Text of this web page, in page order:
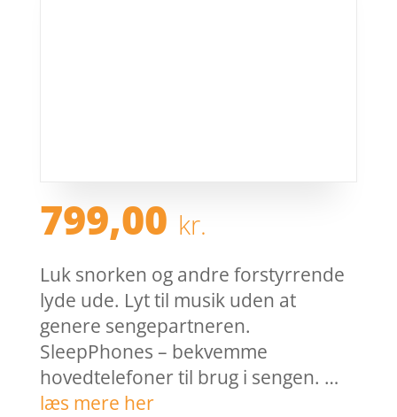
799,00 kr.
Luk snorken og andre forstyrrende
lyde ude. Lyt til musik uden at
genere sengepartneren.
SleepPhones – bekvemme
hovedtelefoner til brug i sengen. …
læs mere her